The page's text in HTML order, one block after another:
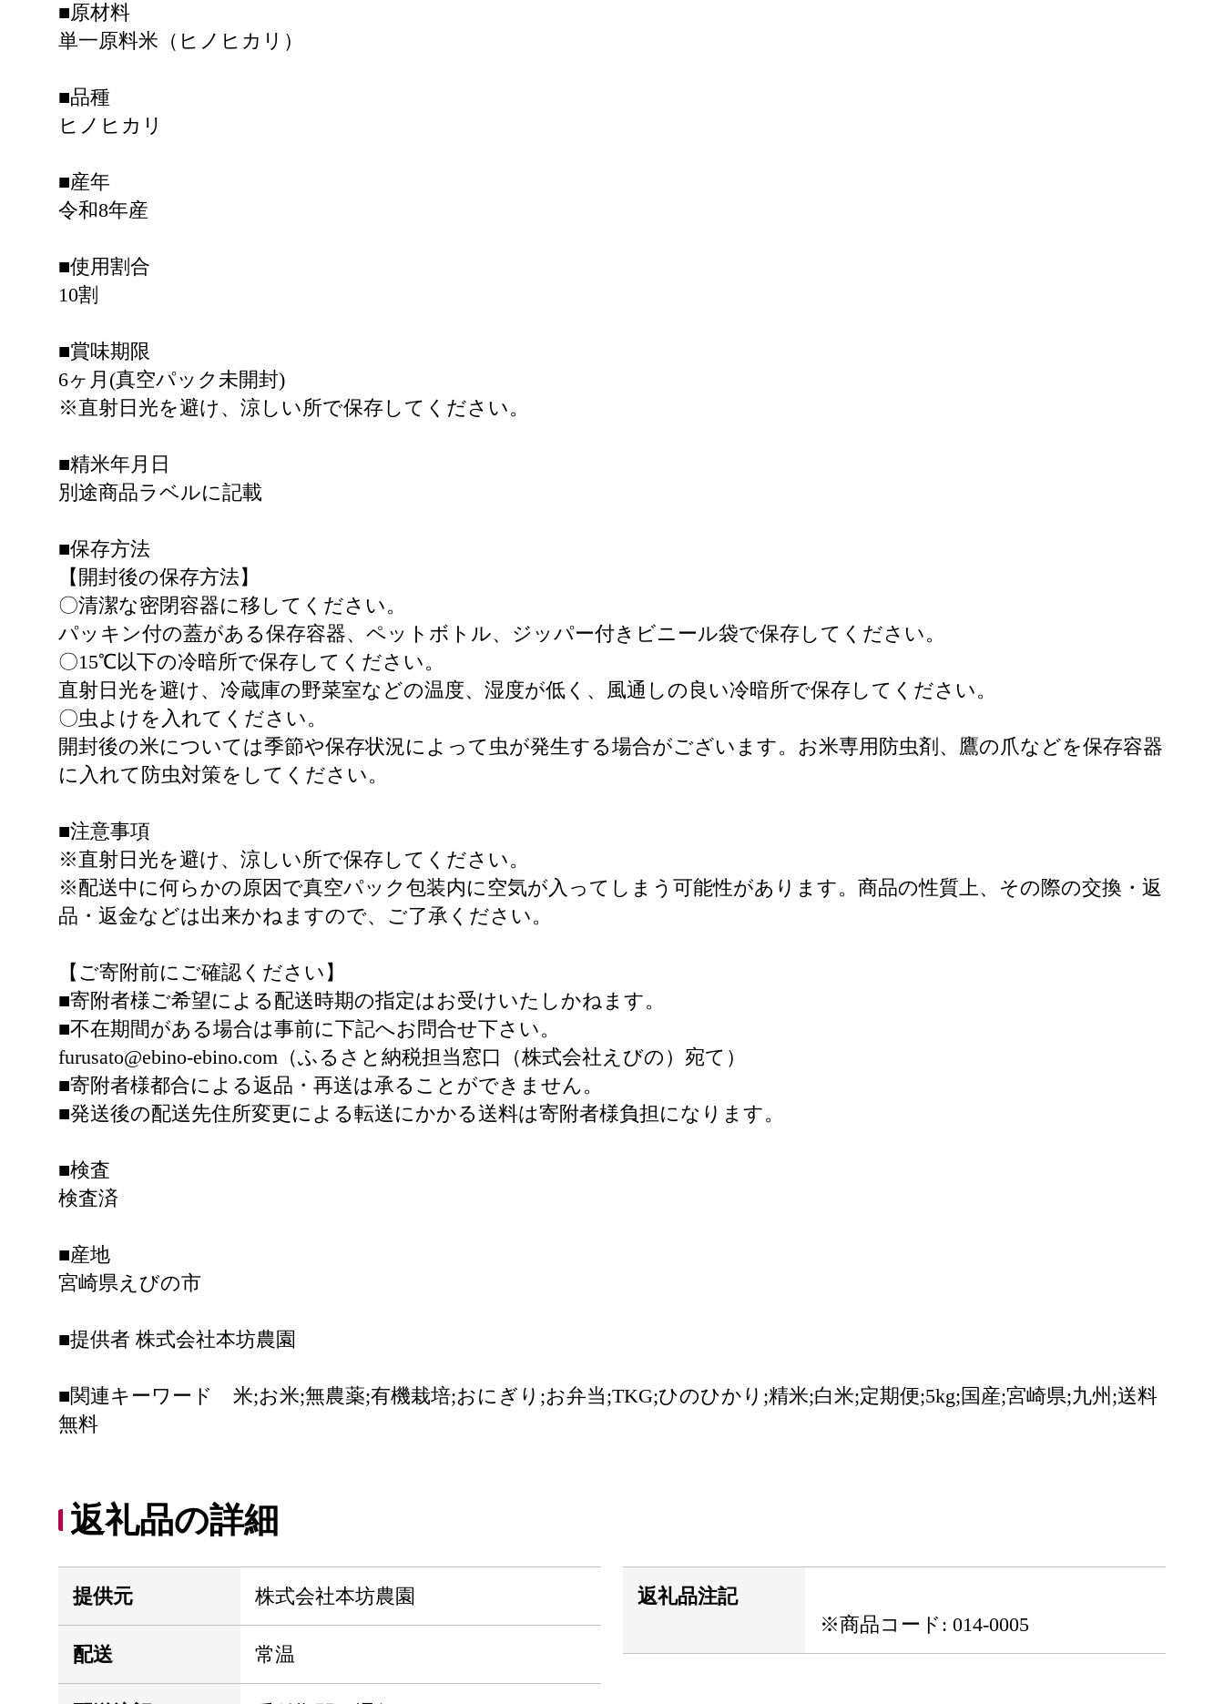
■原材料
単一原料米（ヒノヒカリ）
■品種
ヒノヒカリ
■産年
令和8年産
■使用割合
10割
■賞味期限
6ヶ月(真空パック未開封)
※直射日光を避け、涼しい所で保存してください。
■精米年月日
別途商品ラベルに記載
■保存方法
【開封後の保存方法】
〇清潔な密閉容器に移してください。
パッキン付の蓋がある保存容器、ペットボトル、ジッパー付きビニール袋で保存してください。
〇15℃以下の冷暗所で保存してください。
直射日光を避け、冷蔵庫の野菜室などの温度、湿度が低く、風通しの良い冷暗所で保存してください。
〇虫よけを入れてください。
開封後の米については季節や保存状況によって虫が発生する場合がございます。お米専用防虫剤、鷹の爪などを保存容器
に入れて防虫対策をしてください。
■注意事項
※直射日光を避け、涼しい所で保存してください。
※配送中に何らかの原因で真空パック包装内に空気が入ってしまう可能性があります。商品の性質上、その際の交換・返
品・返金などは出来かねますので、ご了承ください。
【ご寄附前にご確認ください】
■寄附者様ご希望による配送時期の指定はお受けいたしかねます。
■不在期間がある場合は事前に下記へお問合せ下さい。
furusato@ebino-ebino.com（ふるさと納税担当窓口（株式会社えびの）宛て）
■寄附者様都合による返品・再送は承ることができません。
■発送後の配送先住所変更による転送にかかる送料は寄附者様負担になります。
■検査
検査済
■産地
宮崎県えびの市
■提供者 株式会社本坊農園
■関連キーワード 米;お米;無農薬;有機栽培;おにぎり;お弁当;TKG;ひのひかり;精米;白米;定期便;5kg;国産;宮崎県;九州;送料
無料
返礼品の詳細
提供元 株式会社本坊農園
配送 常温
返礼品注記
※商品コード: 014-0005